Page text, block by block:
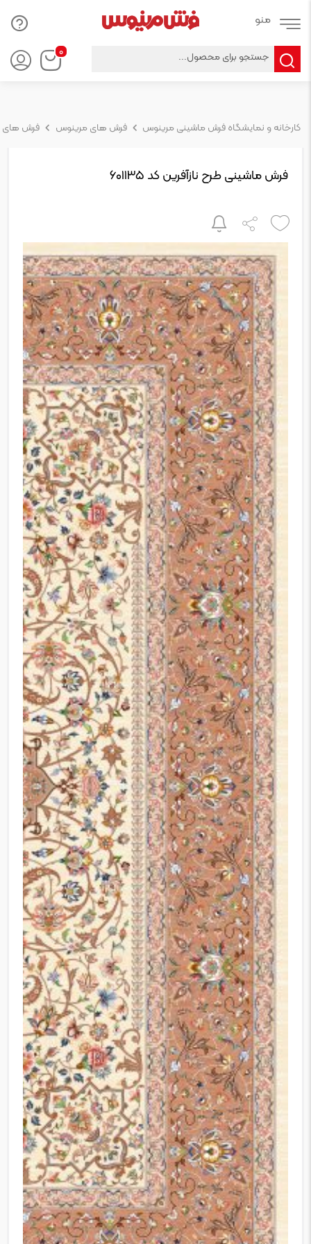
۰
Products
search
کارخانه و نمایشگاه فرش ماشینی مرینوس فرش های مرینوس فرش های
فرش ماشینی طرح نازآفرین کد ۶۰۱۱۳۵